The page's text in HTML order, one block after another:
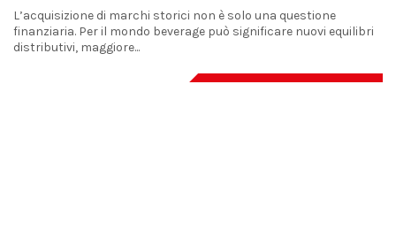
L’acquisizione di marchi storici non è solo una questione
finanziaria. Per il mondo beverage può significare nuovi equilibri
distributivi, maggiore...